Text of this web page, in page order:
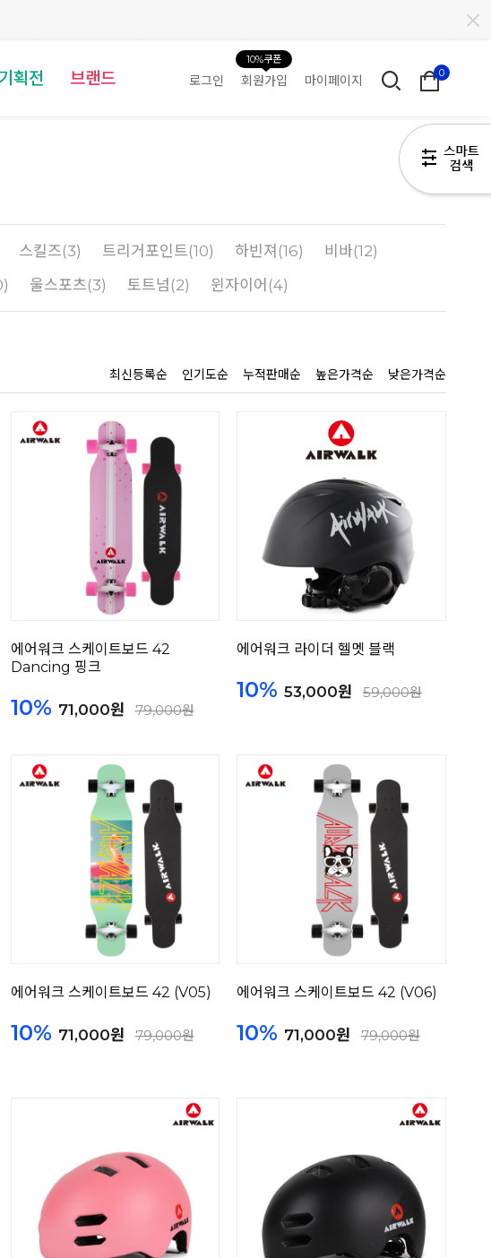
획전 브랜드 로그인 회원가입
10%쿠폰
마이페이지 0
스킬즈(3) 트리거포인트(10) 하빈져(16)
비바(12)
울스포츠(3) 토트넘(2) 윈자이어(4)
최신등록순 인기도순 누적판매순 높은가격순 낮은가격순
에어워크 스케이트보드 42
Dancing 핑크
10% 71,000원 79,000원
에어워크 라이더 헬멧 블랙
10% 53,000원 59,000원
에어워크 스케이트보드 42 (V05)
10% 71,000원 79,000원
에어워크 스케이트보드 42 (V06)
10% 71,000원 79,000원